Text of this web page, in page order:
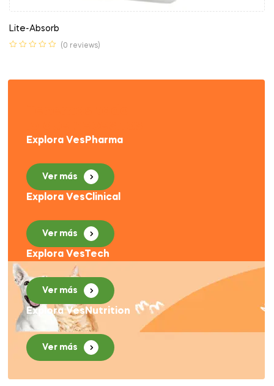
Lite-Absorb
(0 reviews)
Explora VesPharma
Ver más
Explora VesClinical
Ver más
Explora VesTech
Ver más
Explora VesNutrition
Ver más